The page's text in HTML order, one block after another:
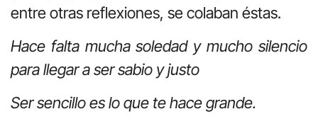
entre otras reflexiones, se colaban éstas.
Hace falta mucha soledad y mucho silencio
para llegar a ser sabio y justo
Ser sencillo es lo que te hace grande.